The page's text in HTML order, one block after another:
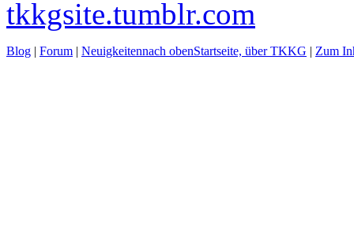
Blog | Forum | Neuigkeitennach obenStartseite, über TKKG | Zum